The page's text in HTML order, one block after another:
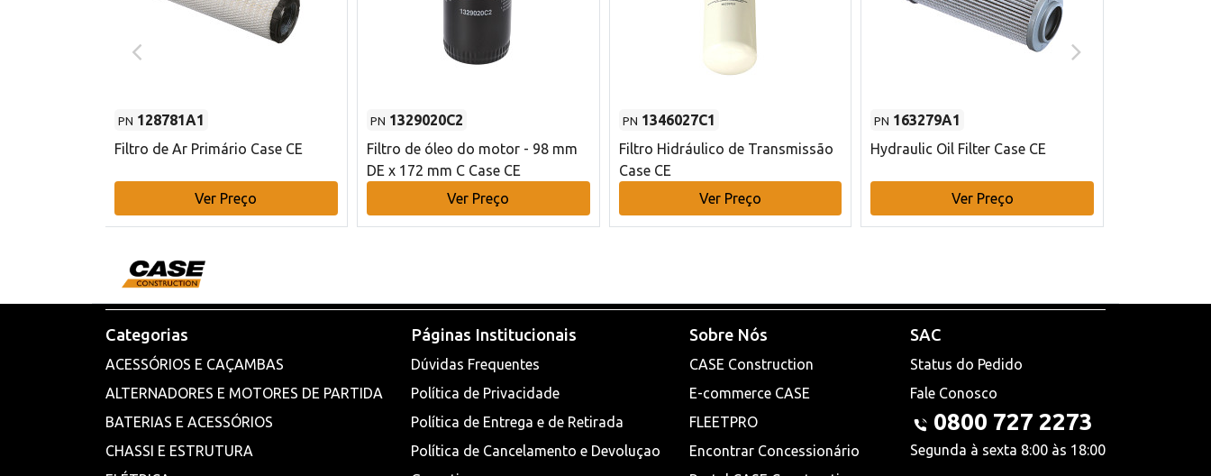
PN 128781A1
Filtro de Ar Primário Case CE
Ver Preço
PN 1329020C2
Filtro de óleo do motor - 98 mm
DE x 172 mm C Case CE
Ver Preço
PN 1346027C1
Filtro Hidráulico de Transmissão
Case CE
Ver Preço
PN 163279A1
Hydraulic Oil Filter Case CE
Ver Preço
Categorias
ACESSÓRIOS E CAÇAMBAS
ALTERNADORES E MOTORES DE PARTIDA
BATERIAS E ACESSÓRIOS
CHASSI E ESTRUTURA
Páginas Institucionais
Dúvidas Frequentes
Política de Privacidade
Política de Entrega e de Retirada
Política de Cancelamento e Devoluçao
Sobre Nós
CASE Construction
E-commerce CASE
FLEETPRO
Encontrar Concessionário
SAC
Status do Pedido
Fale Conosco
0800 727 2273
Segunda à sexta 8:00 às 18:00